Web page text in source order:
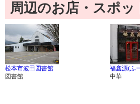
周辺のお店・スポッ
松本市波田図書館
図書館
福鑫源(ふ
中華